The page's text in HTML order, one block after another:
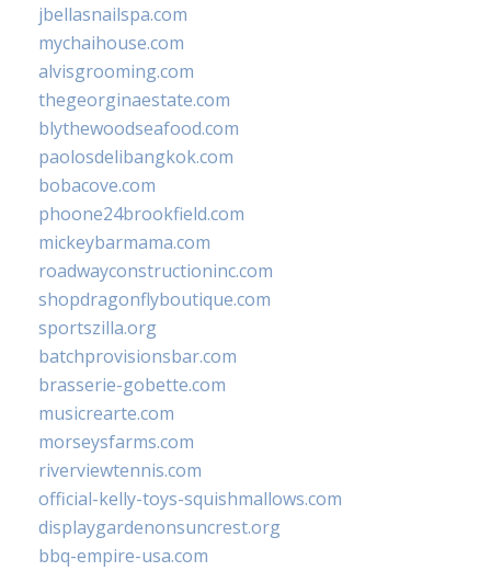
jbellasnailspa.com
mychaihouse.com
alvisgrooming.com
thegeorginaestate.com
blythewoodseafood.com
paolosdelibangkok.com
bobacove.com
phoone24brookfield.com
mickeybarmama.com
roadwayconstructioninc.com
shopdragonflyboutique.com
sportszilla.org
batchprovisionsbar.com
brasserie-gobette.com
musicrearte.com
morseysfarms.com
riverviewtennis.com
official-kelly-toys-squishmallows.com
displaygardenonsuncrest.org
bbq-empire-usa.com